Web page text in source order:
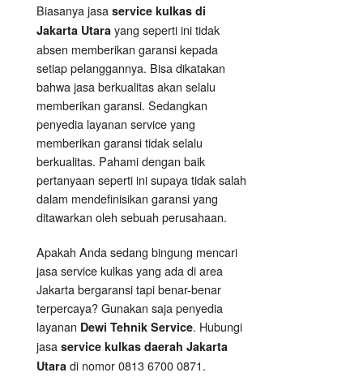
Biasanya jasa service kulkas di
Jakarta Utara yang seperti ini tidak
absen memberikan garansi kepada
setiap pelanggannya. Bisa dikatakan
bahwa jasa berkualitas akan selalu
memberikan garansi. Sedangkan
penyedia layanan service yang
memberikan garansi tidak selalu
berkualitas. Pahami dengan baik
pertanyaan seperti ini supaya tidak salah
dalam mendefinisikan garansi yang
ditawarkan oleh sebuah perusahaan.
Apakah Anda sedang bingung mencari
jasa service kulkas yang ada di area
Jakarta bergaransi tapi benar-benar
terpercaya? Gunakan saja penyedia
layanan Dewi Tehnik Service. Hubungi
jasa service kulkas daerah Jakarta
Utara di nomor 0813 6700 0871.